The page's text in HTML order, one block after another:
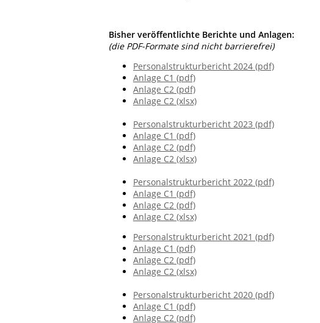
Bisher veröffentlichte Berichte und Anlagen:
(die PDF-Formate sind nicht barrierefrei)
Personalstrukturbericht 2024 (pdf)
Anlage C1 (pdf)
Anlage C2 (pdf)
Anlage C2 (xlsx)
Personalstrukturbericht 2023 (pdf)
Anlage C1 (pdf)
Anlage C2 (pdf)
Anlage C2 (xlsx)
Personalstrukturbericht 2022 (pdf)
Anlage C1 (pdf)
Anlage C2 (pdf)
Anlage C2 (xlsx)
Personalstrukturbericht 2021 (pdf)
Anlage C1 (pdf)
Anlage C2 (pdf)
Anlage C2 (xlsx)
Personalstrukturbericht 2020 (pdf)
Anlage C1 (pdf)
Anlage C2 (pdf)